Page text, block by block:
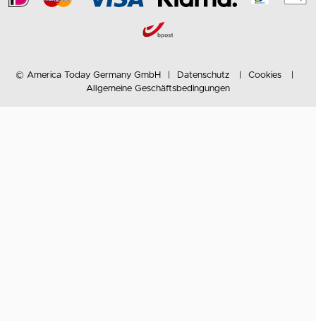
© America Today Germany GmbH Datenschutz
Cookies
Allgemeine Geschäftsbedingungen